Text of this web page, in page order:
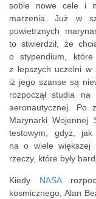
sobie nowe cele i
marzenia. Już w
powietrznych
to stwierdził, że
o stypendium, które
z lepszych uczelni w
iż jego szanse są
rozpoczął studia
aeronautycznej. Po
Marynarki Wojennej
testowym, gdyż,
na o wiele większej
rzeczy, które były
Kiedy NASA
kosmicznego, Alan